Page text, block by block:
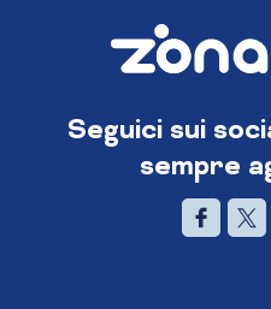
Seguici sui
sempre